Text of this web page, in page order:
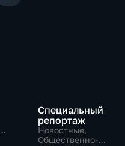
Специальный
репортаж
Новостные,
Общественно-